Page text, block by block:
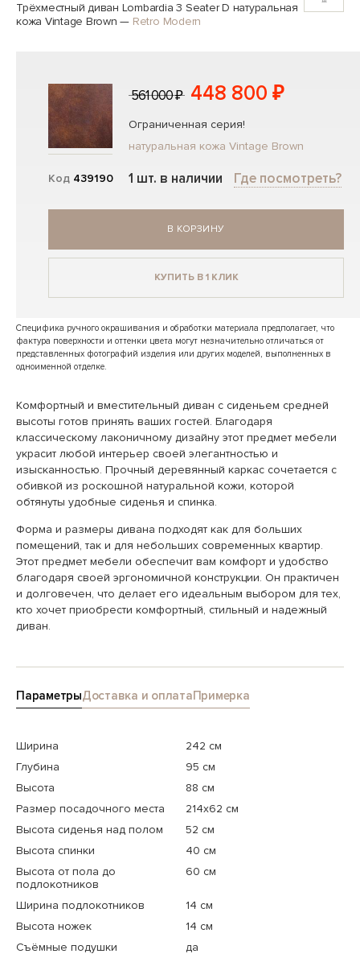
Трёхместный диван Lombardia 3 Seater D натуральная
кожа Vintage Brown — Retro Modern
Код 439190
561 000 ₽ 448 800 ₽
Ограниченная серия!
натуральная кожа Vintage Brown
1 шт. в наличии Где посмотреть?
В КОРЗИНУ
КУПИТЬ В 1 КЛИК
Специфика ручного окрашивания и обработки материала предполагает, что
фактура поверхности и оттенки цвета могут незначительно отличаться от
представленных фотографий изделия или других моделей, выполненных в
одноименной отделке.
Комфортный и вместительный диван с сиденьем средней
высоты готов принять ваших гостей. Благодаря
классическому лаконичному дизайну этот предмет мебели
украсит любой интерьер своей элегантностью и
изысканностью. Прочный деревянный каркас сочетается с
обивкой из роскошной натуральной кожи, которой
обтянуты удобные сиденья и спинка.
Форма и размеры дивана подходят как для больших
помещений, так и для небольших современных квартир.
Этот предмет мебели обеспечит вам комфорт и удобство
благодаря своей эргономичной конструкции. Он практичен
и долговечен, что делает его идеальным выбором для тех,
кто хочет приобрести комфортный, стильный и надежный
диван.
ПараметрыДоставка и оплатаПримерка
Ширина
242 см
Глубина
95 см
Высота
88 см
Размер посадочного места
214x62 см
Высота сиденья над полом
52 см
Высота спинки
40 см
Высота от пола до
подлокотников
60 см
Ширина подлокотников
14 см
Высота ножек
14 см
Съёмные подушки
да